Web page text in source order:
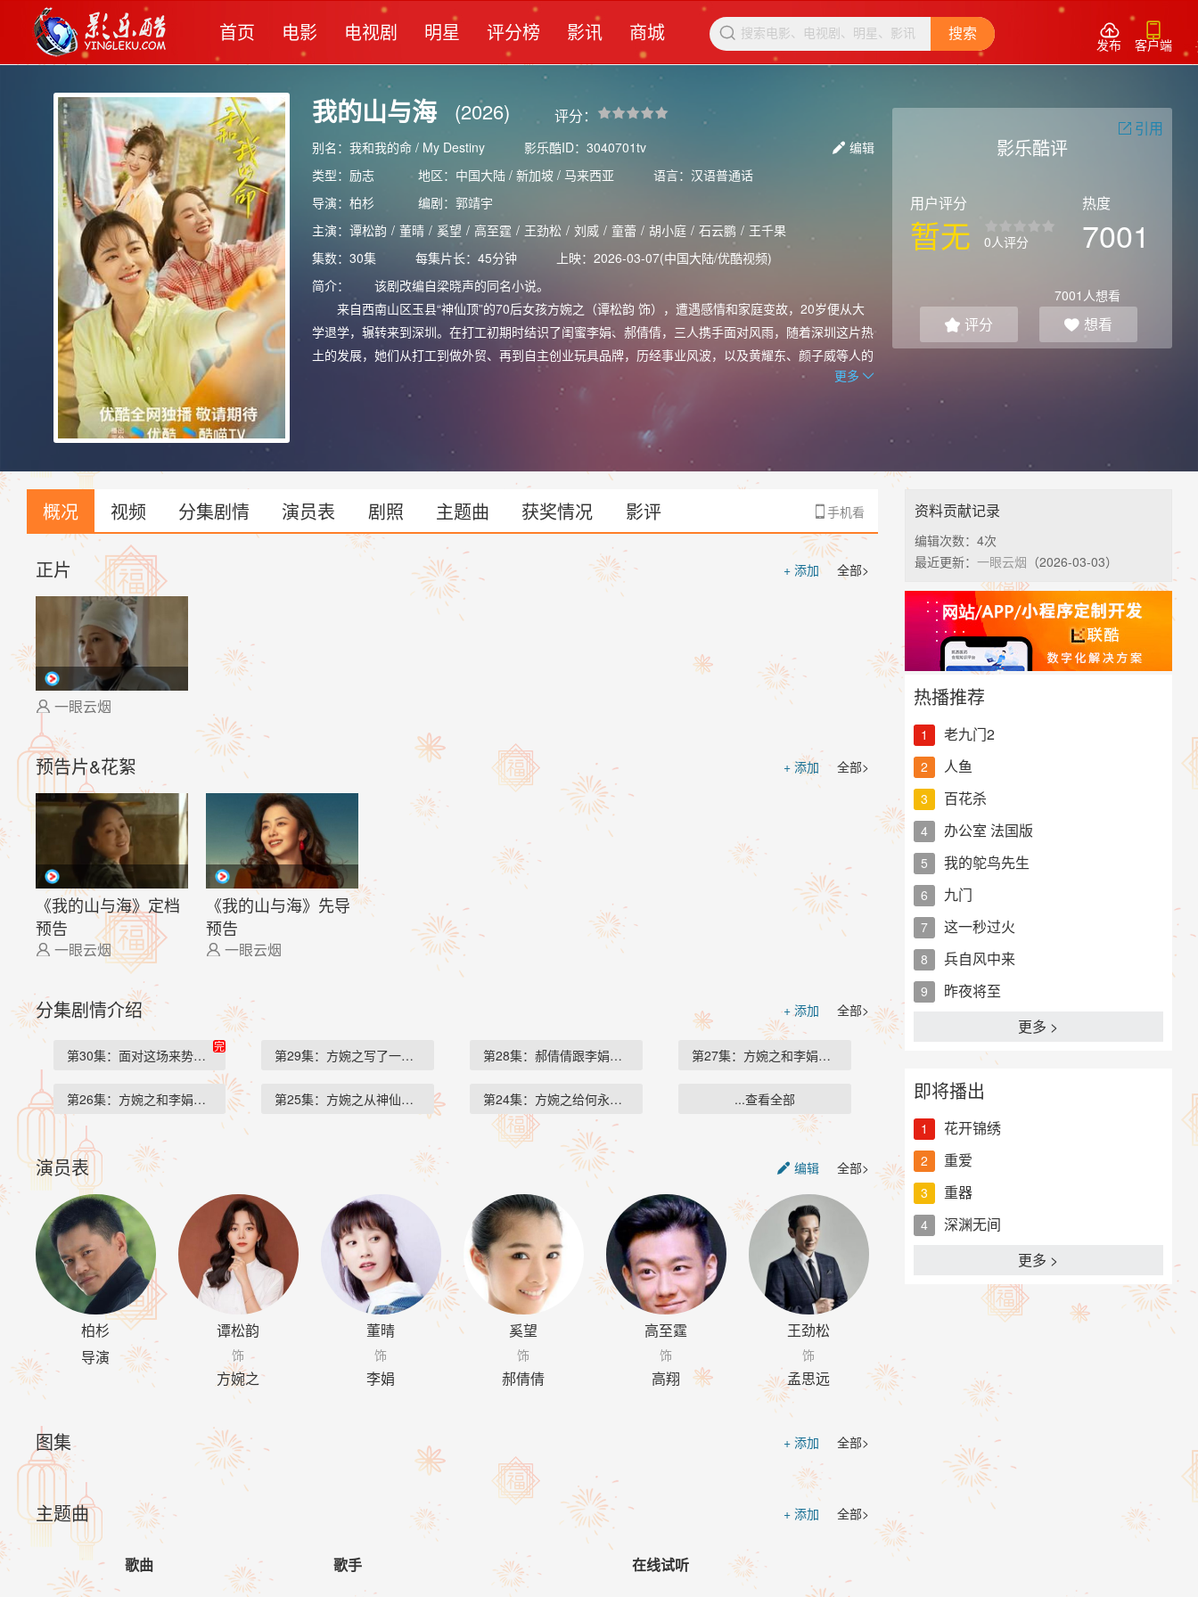
首页 电影 电视剧 明星 评分榜 影讯 商城  搜索 
发布

客户端
我的山与海 (2026) 评分：
别名：我和我的命 / My Destiny 影乐酷ID：3040701tv  编辑
类型： 励志 地区：中国大陆 / 新加坡 / 马来西亚
语言：汉语普通话
导演： 柏杉 编剧： 郭靖宇
主演： 谭松韵 / 董晴 / 奚望 / 高至霆 / 王劲松 / 刘威 / 童蕾 / 胡小庭 / 石云鹏 / 王千果
集数：30集
每集片长：45分钟
上映：2026-03-07(中国大陆/优酷视频)
简介：
该剧改编自梁晓声的同名小说。
来自西南山区玉县“神仙顶”的70后女孩方婉之（谭松韵 饰），遭遇感情和家庭变故，20岁便从大
学退学，辗转来到深圳。在打工初期时结识了闺蜜李娟、郝倩倩，三人携手面对风雨，随着深圳这片热
土的发展，她们从打工到做外贸、再到自主创业玩具品牌，历经事业风波，以及黄耀东、颜子威等人的
方婉之始终坚持奋斗姿态，读夜大、学英语提高自己，也积极抓住改革开放浪潮和时代机遇，在不
断清零的人生中奋斗不止。身边的人也在她影响下，有了美好归宿。当步入中年、公司顺利上市，她将
企业交给团队打理，带着收养的孤儿方妙妙，与知己高翔一起回到故乡，就此安定在了命运起点神仙
顶。
更多 
影乐酷评
 引用
用户评分
暂无 0人评分
热度
7001
7001 人想看
 评分  想看
 手机看
概况 视频 分集剧情 演员表 剧照 主题曲 获奖情况 影评
全部>
+ 添加
正片
 一眼云烟
全部>
+ 添加
预告片&花絮
《我的山与海》定档
预告
 一眼云烟
《我的山与海》先导
预告
 一眼云烟
全部>
+ 添加
分集剧情介绍
第30集：面对这场来势汹…
完
第29集：方婉之写了一封… 第28集：郝倩倩跟李娟和… 第27集：方婉之和李娟在…
第26集：方婉之和李娟从… 第25集：方婉之从神仙顶… 第24集：方婉之给何永旺… ...查看全部
全部>
 编辑
演员表
柏杉
导演
谭松韵
饰
方婉之
董晴
饰
李娟
奚望
饰
郝倩倩
高至霆
饰
高翔
王劲松
饰
孟思远
全部>
+ 添加
图集
全部>
+ 添加
主题曲
歌曲 歌手 在线试听
资料贡献记录
编辑次数： 4次
最近更新： 一眼云烟 （2026-03-03）
热播推荐
1 老九门2
2 人鱼
3 百花杀
4 办公室 法国版
5 我的鸵鸟先生
6 九门
7 这一秒过火
8 兵自风中来
9
昨夜将至
更多 >
即将播出
1 花开锦绣
2 重爱
3 重器
4
深渊无间
更多 >